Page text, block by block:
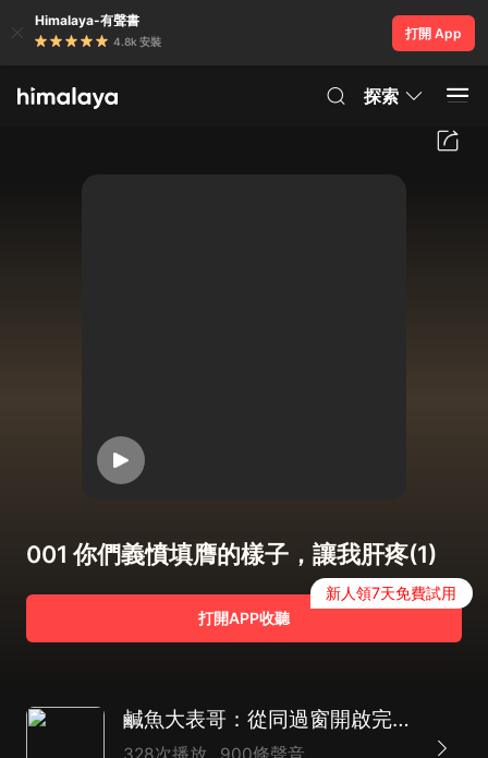
Himalaya-有聲書
4.8k 安裝
打開 App
探索
001 你們義憤填膺的樣子，讓我肝疼(1)
打開APP收聽
新人領7天免費試用
鹹魚大表哥：從同過窗開啟完美人生丨爆笑影視穿越丨多人有聲劇